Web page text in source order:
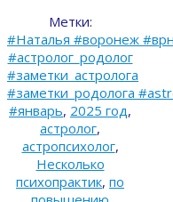
Метки:
#Наталья #воронеж
#астролог_родолог
#заметки_астролога
#заметки_родолога
#январь, 2025 год,
астролог,
астропсихолог,
Несколько
психопрактик, по